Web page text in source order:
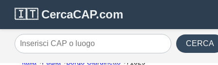
🇮🇹 CercaCAP.com
Inserisci CAP o luogo CERCA
Italia Puglia Borgo Giardinetto 71029